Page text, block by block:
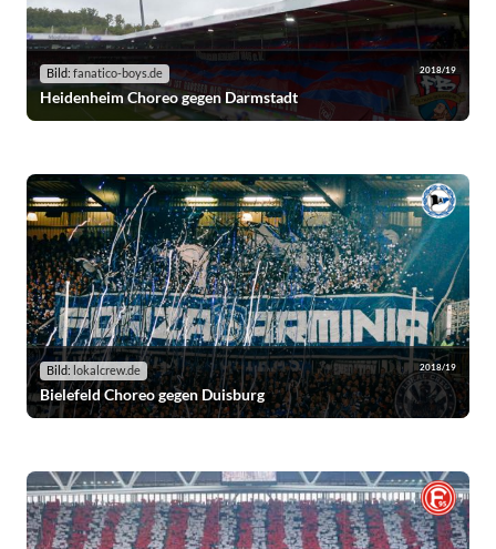
Bild: fanatico-boys.de 2018/19
Heidenheim Choreo gegen Darmstadt
Bild: lokalcrew.de 2018/19
Bielefeld Choreo gegen Duisburg